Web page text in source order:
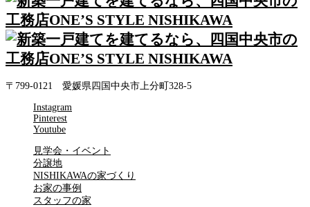
〒799-0121 愛媛県四国中央市上分町328-5
Instagram
Pinterest
Youtube
見学会・イベント
分譲地
NISHIKAWAの家づくり
お家の事例
スタッフの家